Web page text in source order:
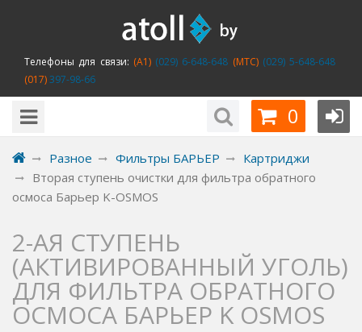
Телефоны для связи: (A1)(029) 6-648-648 (MTC)(029) 5-648-648
(017)397-98-66
0
Разное Фильтры БАРЬЕР
Картриджи
Вторая ступень очистки для фильтра обратного
осмоса Барьер K-OSMOS
2-АЯ СТУПЕНЬ
(АКТИВИРОВАННЫЙ УГОЛЬ)
ДЛЯ ФИЛЬТРА ОБРАТНОГО
ОСМОСА БАРЬЕР K OSMOS